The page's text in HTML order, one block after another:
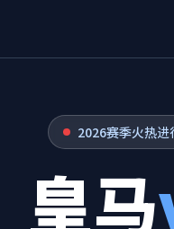
2026赛季火热进
皇马